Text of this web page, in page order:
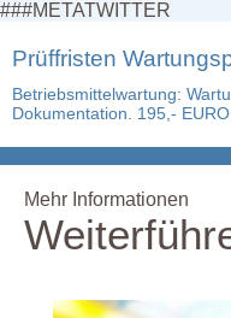
###METATWITTER
Prüffristen
Betriebsmittelwartung:
Dokumentation. 195,- EURO
Mehr Informationen